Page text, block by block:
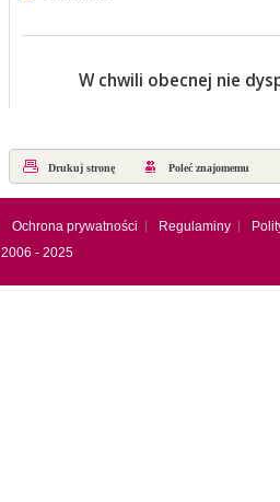
W chwili obecnej nie
Drukuj stronę Poleć znajomemu
Ochrona prywatności Regulaminy
2006 - 2025